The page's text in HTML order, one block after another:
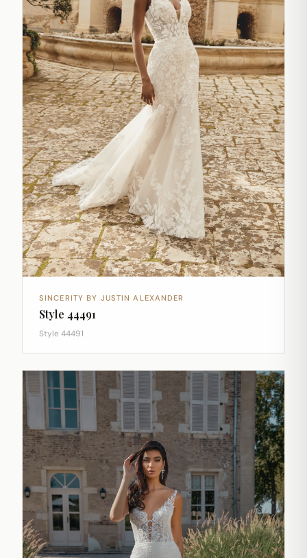
SINCERITY BY JUSTIN ALEXANDER
Style 44491
Style 44491